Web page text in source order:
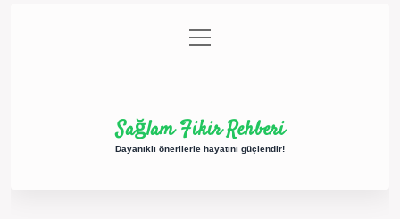
Gizlilik Politikası
menüyü
aç
Sağlam Fikir Rehberi
Dayanıklı önerilerle hayatını güçlendir!